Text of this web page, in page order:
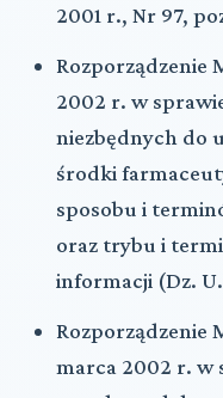
2001 r., Nr 97,
Rozporządzenie
2002 r. w
niezbędnych do
środki
sposobu i
oraz trybu i
informacji (Dz.
Rozporządzenie
marca 2002 r. w